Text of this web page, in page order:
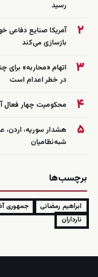
رسید
۲
آمریکا صنایع دفاعی
بازسازی می‌کند
۳
در خطر اعدام است
۴ محکومیت چهار فعال
۵
هشدار سوریه، اردن،
شبه‌نظامیان
برچسب‌ها
ابراهیم رمضانی جمهوری
نارداران